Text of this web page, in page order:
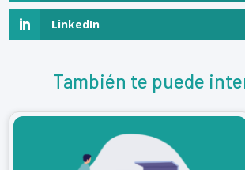
LinkedIn
También te puede